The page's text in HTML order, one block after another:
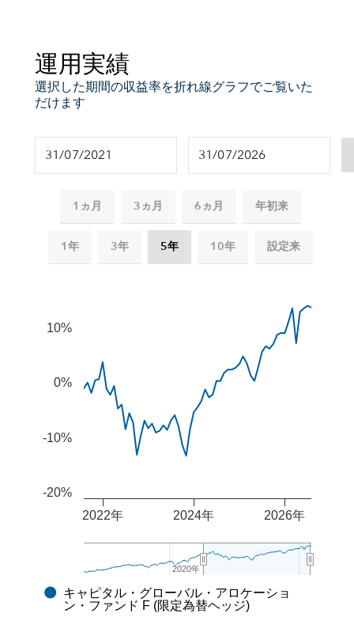
運用実績
選択した期間の収益率を折れ線グラフでご覧いた
だけます
1ヵ月 3ヵ月 6ヵ月 年初来
1年 3年 5年 10年 設定来
The chart has 2 X axes displaying Time, and navigator-
The chart has 2 Y axes displaying values, and
2022年 2024年 2026年
2020年
2020年
-20%
-10%
0%
10%
End of interactive chart.
キャピタル・グローバル・アロケーショ
ン・ファンド F (限定為替ヘッジ)